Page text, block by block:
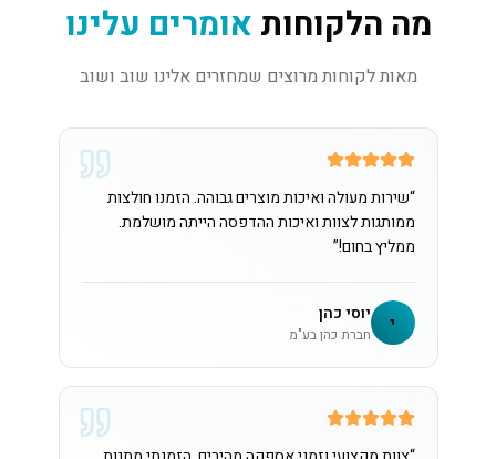
מה הלקוחות אומרים עלינו
מאות לקוחות מרוצים שמחזרים אלינו שוב ושוב
“שירות מעולה ואיכות מוצרים גבוהה. הזמנו חולצות
ממותגות לצוות ואיכות ההדפסה הייתה מושלמת.
ממליץ בחום!”
י יוסי כהן
חברת כהן בע"מ